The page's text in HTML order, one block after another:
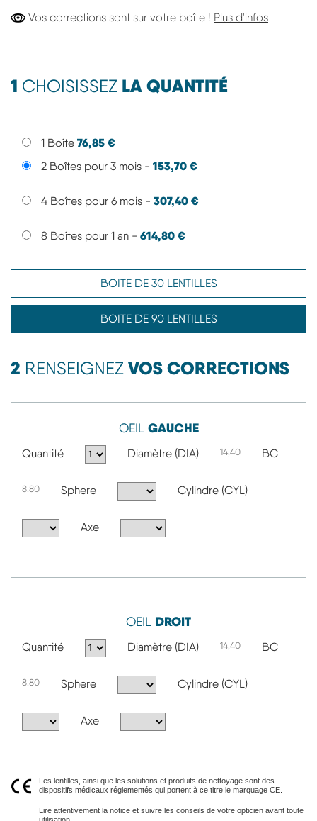
Vos corrections sont sur votre boîte ! Plus d'infosVos
1 CHOISISSEZ LA QUANTITÉ
1 Boîte 76,85 €
2 Boîtes pour 3 mois - 153,70 €
4 Boîtes pour 6 mois - 307,40 €
8 Boîtes pour 1 an - 614,80 €
BOITE DE 30 LENTILLES
BOITE DE 90 LENTILLES
2 RENSEIGNEZ VOS CORRECTIONS
OEIL GAUCHE
Quantité Diamètre (DIA) 14,40 BC
8.80 Sphere Cylindre (CYL)
Axe
OEIL DROIT
Quantité Diamètre (DIA) 14,40 BC
8.80 Sphere Cylindre (CYL)
Axe
Les lentilles, ainsi que les solutions et produits de nettoyage sont des
dispositifs médicaux réglementés qui portent à ce titre le marquage CE.
Lire attentivement la notice et suivre les conseils de votre opticien avant toute